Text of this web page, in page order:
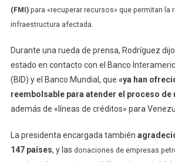
(FMI) para «recuperar recursos» que permitan la
infraestructura afectada.
Durante una rueda de prensa, Rodríguez
estado en contacto con el Banco
(BID) y el Banco Mundial, que «ya han
reembolsable para atender el proceso de
además de «líneas de créditos» para
La presidenta encargada también
147 países, y las donaciones de empresas